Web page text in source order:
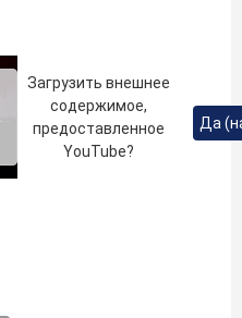
Загрузить внешнее
содержимое,
предоставленное
YouTube?
Да